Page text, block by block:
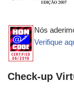
Nós
Verifique
Check-up